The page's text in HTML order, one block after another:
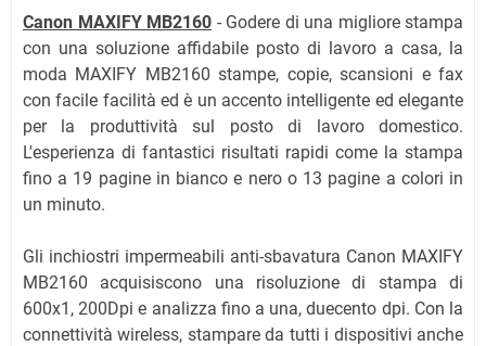
Canon MAXIFY MB2160 - Godere di una migliore stampa
con una soluzione affidabile posto di lavoro a casa, la
moda MAXIFY MB2160 stampe, copie, scansioni e fax
con facile facilità ed è un accento intelligente ed elegante
per la produttività sul posto di lavoro domestico.
L'esperienza di fantastici risultati rapidi come la stampa
fino a 19 pagine in bianco e nero o 13 pagine a colori in
un minuto.
Gli inchiostri impermeabili anti-sbavatura Canon MAXIFY
MB2160 acquisiscono una risoluzione di stampa di
600x1, 200Dpi e analizza fino a una, duecento dpi. Con la
connettività wireless, stampare da tutti i dispositivi anche